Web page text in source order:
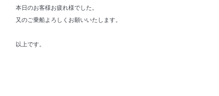
本日のお客様お疲れ様でした。
又のご乗船よろしくお願いいたします。
以上です。